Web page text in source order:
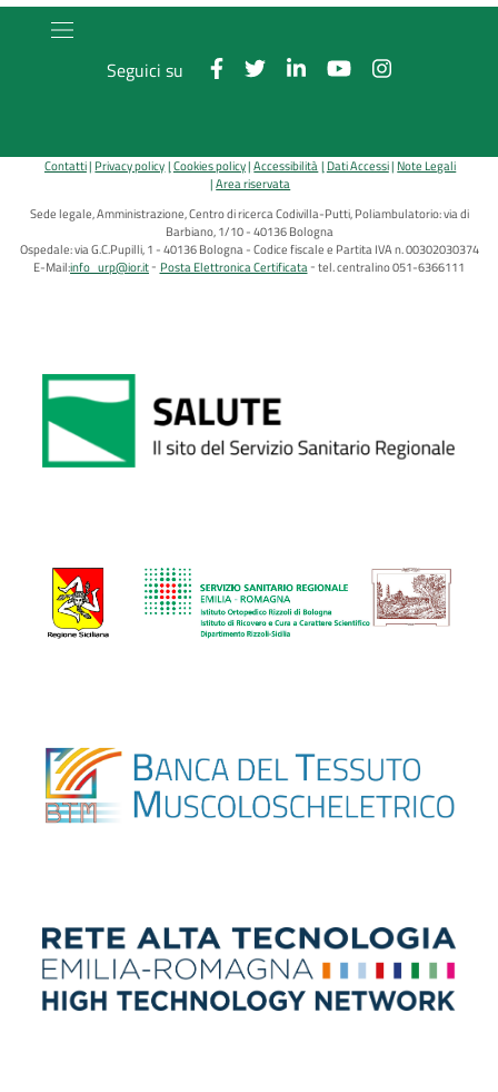
Seguici su
Contatti Privacy policy Cookies policy Accessibilità Dati Accessi Note Legali
Area riservata
Sede legale, Amministrazione, Centro di ricerca Codivilla-Putti, Poliambulatorio: via di
Barbiano, 1/10 - 40136 Bologna
Ospedale: via G.C.Pupilli, 1 - 40136 Bologna - Codice fiscale e Partita IVA n. 00302030374
E-Mail:info_urp@ior.it Posta Elettronica Certificata tel. centralino 051-6366111